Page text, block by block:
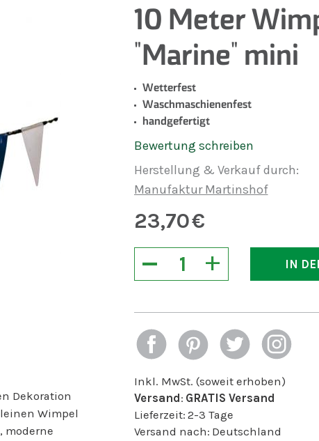
Dekoration
Wimpel
moderne
10 Meter
"Marine" mini
Wetterfest
Waschmaschienenfest
handgefertigt
Bewertung schreiben
Herstellung & Verkauf durch:
Manufaktur Martinshof
23,70€
+
− IN
Inkl. MwSt. (soweit erhoben)
Versand: GRATIS Versand
Lieferzeit: 2-3 Tage
Versand nach: Deutschland